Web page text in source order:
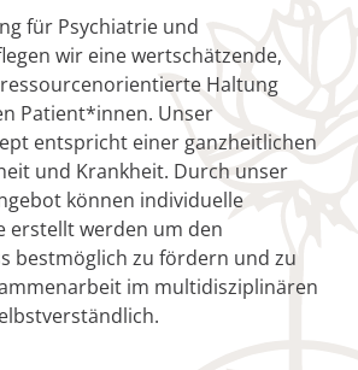
für Psychiatrie und
wir eine wertschätzende,
Haltung
Patient*innen. Unser
entspricht einer ganzheitlichen
und Krankheit. Durch unser
können individuelle
erstellt werden um den
bestmöglich zu fördern und zu
im multidisziplinären